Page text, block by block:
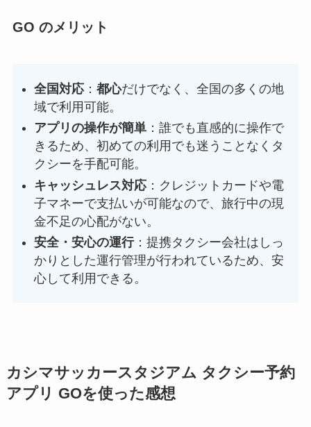
GO のメリット
全国対応：都心だけでなく、全国の多くの地
域で利用可能。
アプリの操作が簡単 ：誰でも直感的に操作で
きるため、初めての利用でも迷うことなくタ
クシーを手配可能。
キャッシュレス対応：クレジットカードや電
子マネーで支払いが可能なので、旅行中の現
金不足の心配がない。
安全・安心の運行：提携タクシー会社はしっ
かりとした運行管理が行われているため、安
心して利用できる。
カシマサッカースタジアム タクシー予約
アプリ GOを使った感想